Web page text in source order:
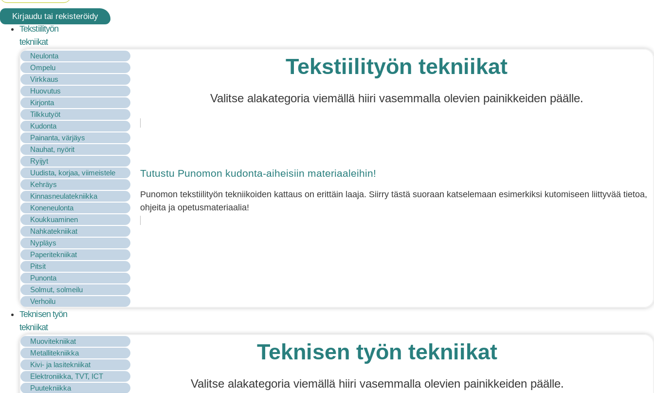
Kirjaudu tai rekisteröidy
Tekstiilityön
tekniikat
Neulonta
Ompelu
Virkkaus
Huovutus
Kirjonta
Tilkkutyöt
Kudonta
Painanta, värjäys
Nauhat, nyörit
Ryijyt
Uudista, korjaa, viimeistele
Kehräys
Kinnasneulatekniikka
Koneneulonta
Koukkuaminen
Nahkatekniikat
Nypläys
Paperitekniikat
Pitsit
Punonta
Solmut, solmeilu
Verhoilu
Tekstiilityön tekniikat
Valitse alakategoria viemällä hiiri vasemmalla olevien painikkeiden päälle.
Tutustu Punomon kudonta-aiheisiin materiaaleihin!
Punomon tekstiilityön tekniikoiden kattaus on erittäin laaja. Siirry tästä suoraan katselemaan esimerkiksi kutomiseen liittyvää tietoa,
ohjeita ja opetusmateriaalia!
Teknisen työn
tekniikat
Muovitekniikat
Metallitekniikka
Kivi- ja lasitekniikat
Elektroniikka, TVT, ICT
Puutekniikka
Teknisen työn tekniikat
Valitse alakategoria viemällä hiiri vasemmalla olevien painikkeiden päälle.